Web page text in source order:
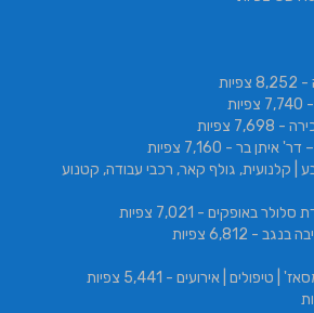
- 8,252 צפיות
- 7,740 צפיות
- 7,698 צפיות
דר' איתן בר - 7,160 צפיות
| קלנועית, גולף קאר, רכבי עבודה, קטנוע
סלולר באופקים - 7,021 צפיות
בנגב - 6,812 צפיות
| טיפולים | אירועים - 5,441 צפיות